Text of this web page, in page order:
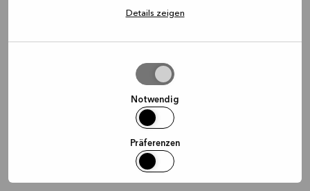
Details zeigen
Notwendig
Präferenzen